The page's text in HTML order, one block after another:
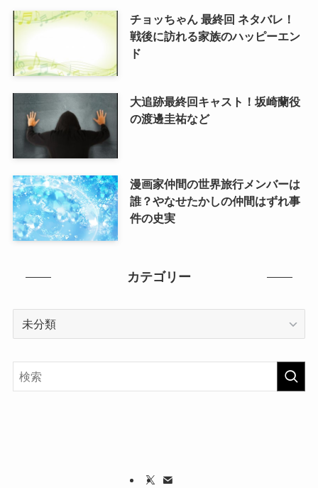
チョッちゃん 最終回 ネタバレ！
戦後に訪れる家族のハッピーエン
ド
大追跡最終回キャスト！坂崎蘭役
の渡邊圭祐など
漫画家仲間の世界旅行メンバーは
誰？やなせたかしの仲間はずれ事
件の史実
カテゴリー
リ
ー